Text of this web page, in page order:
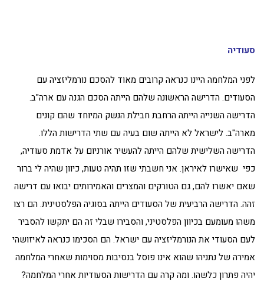
סעודיה
לפני המלחמה היינו כנראה קרובים מאוד להסכם נורמליזציה עם
הסעודים. הדרישה הראשונה שלהם הייתה הסכם הגנה עם ארה"ב.
הדרישה השנייה הייתה הרחבת חבילת הנשק המיוחד שהם קונים
מארה"ב. לישראל לא הייתה שום בעיה עם שתי הדרישות הללו.
הדרישה השלישית שלהם הייתה להעשיר אורניום על אדמת סעודיה,
כפי שאישרו לאיראן. אני חשבתי שזו תהיה טעות, כיוון שהיה לי ברור
שאם יאשרו להם, גם הטורקים והמצרים והאמירותים יבואו עם דרישה
זהה. הדרישה הרביעית של הסעודים הייתה בסוגיה הפלסטינית. הם רצו
משהו מעומעם בכיוון הפלסטיני, והסבירו שבלי זה הם יתקשו להסביר
לעם הסעודי את הנורמליזציה עם ישראל. הם הסכימו כנראה לאיזושהי
אמירה של נתניהו שהוא אינו פוסל בנסיבות מסוימות שאחרי המלחמה
יהיה פתרון כלשהו. ומה קרה עם הדרישות הסעודיות אחרי המלחמה?